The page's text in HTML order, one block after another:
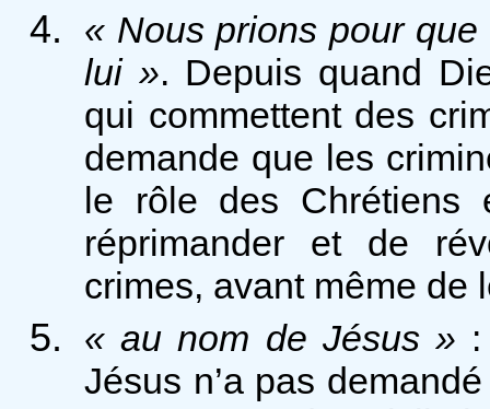
« Nous prions pour
lui ». Depuis quand
qui commettent des
demande que les
le rôle des Chrétiens
réprimander et de
crimes, avant même de
« au nom de Jésus »
Jésus n’a pas